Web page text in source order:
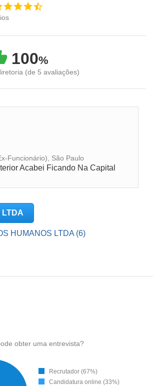
100%
(de 5 avaliações)
Funcionário), São Paulo
Acabei Ficando Na Capital
LTDA
HUMANOS LTDA (6)
obter uma entrevista?
Recrutador (67%)
Candidatura online (33%)